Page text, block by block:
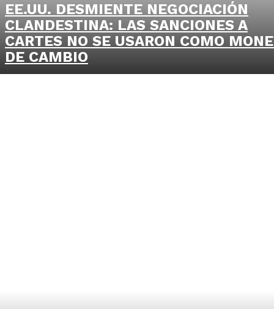
EE.UU. DESMIENTE NEGOCIACIÓN
CLANDESTINA: LAS SANCIONES A
CARTES NO SE USARON COMO
DE CAMBIO